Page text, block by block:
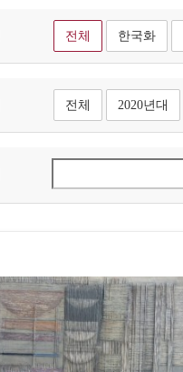
전체 한국화
전체 2020년대